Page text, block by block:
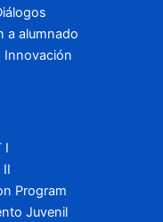
a alumnado
Innovación
I
II
Program
Juvenil